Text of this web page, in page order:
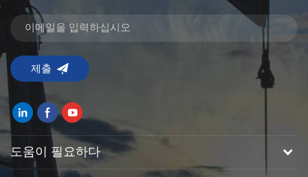
도움이 필요하다